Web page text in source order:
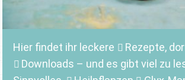
Hier findet ihr leckere Rezepte,
Downloads – und es gibt viel zu